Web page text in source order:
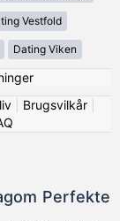
Vestfold
Dating Viken
| Brugsvilkår|
Perfekte